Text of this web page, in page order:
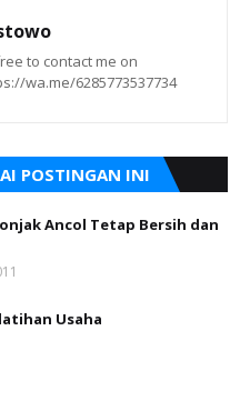
to contact me on
wa.me/6285773537734
POSTINGAN INI
Ancol Tetap Bersih dan
Usaha